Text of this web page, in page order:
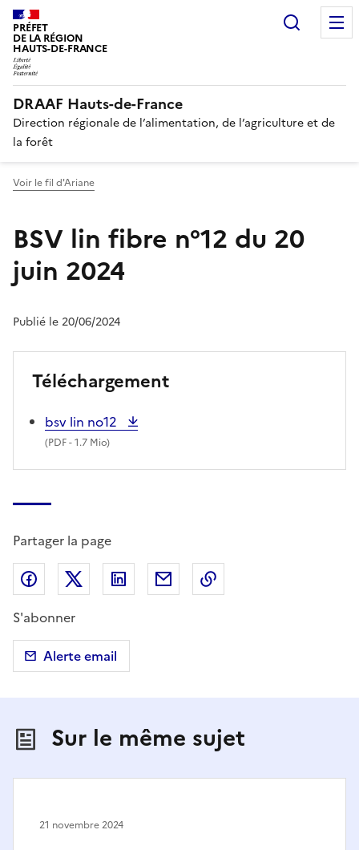
PRÉFET
DE LA RÉGION
HAUTS-DE-FRANCE
DRAAF Hauts-de-France
Direction régionale de l’alimentation, de l’agriculture et de
la forêt
Voir le fil d'Ariane
BSV lin fibre n°12 du 20
juin 2024
Publié le 20/06/2024
Téléchargement
bsv lin no12
(PDF- 1.7 Mio)
Partager la page
Partager sur Facebook
Partager sur X (anciennement Twitter)
Partager sur LinkedIn
Partager par email
S'abonner
Alerte email
Sur le même sujet
21 novembre 2024